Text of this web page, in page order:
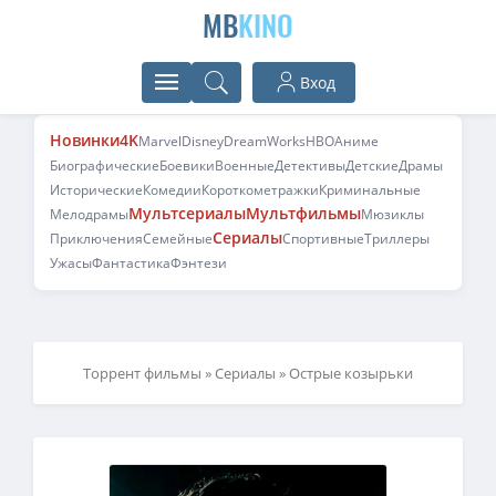
MBKINO
Вход
Новинки4KMarvelDisneyDreamWorksHBOАниме
БиографическиеБоевикиВоенныеДетективыДетскиеДрамы
ИсторическиеКомедииКороткометражкиКриминальные
МелодрамыМультсериалыМультфильмыМюзиклы
ПриключенияСемейныеСериалыСпортивныеТриллеры
УжасыФантастикаФэнтези
Торрент фильмы »Сериалы » Острые козырьки